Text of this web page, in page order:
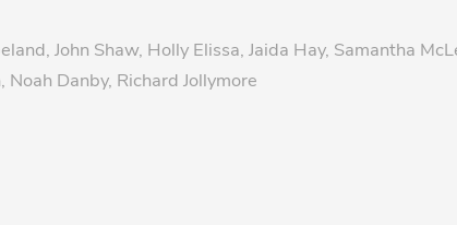
John Shaw, Holly Elissa, Jaida Hay, Samantha
Danby, Richard Jollymore